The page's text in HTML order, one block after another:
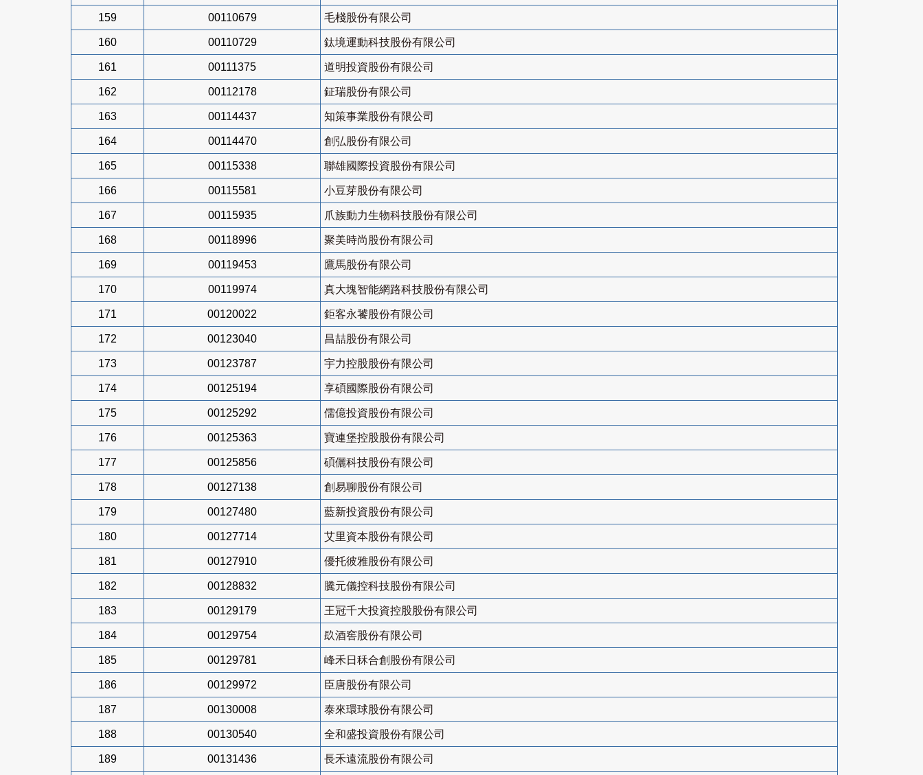
159 00110679 毛棧股份有限公司
160 00110729 鈦境運動科技股份有限公司
161 00111375 道明投資股份有限公司
162 00112178 鉦瑞股份有限公司
163 00114437 知策事業股份有限公司
164 00114470 創弘股份有限公司
165 00115338 聯雄國際投資股份有限公司
166 00115581 小豆芽股份有限公司
167 00115935 爪族動力生物科技股份有限公司
168 00118996 聚美時尚股份有限公司
169 00119453 鷹馬股份有限公司
170 00119974 真大塊智能網路科技股份有限公司
171 00120022 鉅客永饕股份有限公司
172 00123040 昌喆股份有限公司
173 00123787 宇力控股股份有限公司
174 00125194 享碩國際股份有限公司
175 00125292 儒億投資股份有限公司
176 00125363 寶連堡控股股份有限公司
177 00125856 碩儷科技股份有限公司
178 00127138 創易聊股份有限公司
179 00127480 藍新投資股份有限公司
180 00127714 艾里資本股份有限公司
181 00127910 優托彼雅股份有限公司
182 00128832 騰元儀控科技股份有限公司
183 00129179 王冠千大投資控股股份有限公司
184 00129754 镹酒窖股份有限公司
185 00129781 峰禾日秝合創股份有限公司
186 00129972 臣唐股份有限公司
187 00130008 泰來環球股份有限公司
188 00130540 全和盛投資股份有限公司
189 00131436 長禾遠流股份有限公司